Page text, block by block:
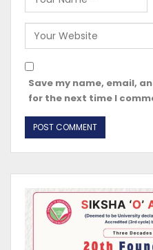
Save my name, email,
for the next time I